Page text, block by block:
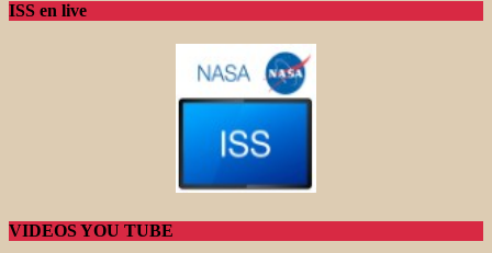
ISS en live
VIDEOS YOU TUBE